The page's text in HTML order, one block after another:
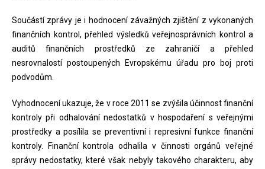
Součástí zprávy je i hodnocení závažných zjištění z vykonaných
finančních kontrol, přehled výsledků veřejnosprávních kontrol a
auditů finančních prostředků ze zahraničí a přehled
nesrovnalostí postoupených Evropskému úřadu pro boj proti
podvodům.
Vyhodnocení ukazuje, že v roce 2011 se zvýšila účinnost finanční
kontroly při odhalování nedostatků v hospodaření s veřejnými
prostředky a posílila se preventivní i represivní funkce finanční
kontroly. Finanční kontrola odhalila v činnosti orgánů veřejné
správy nedostatky, které však nebyly takového charakteru, aby